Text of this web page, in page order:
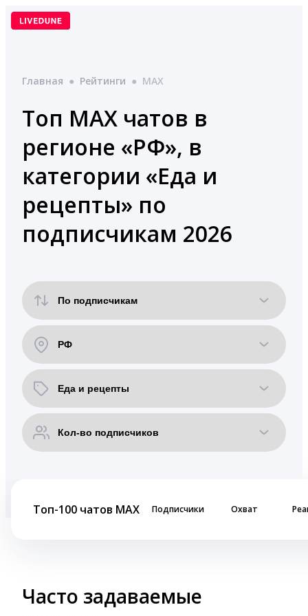
Перейти
Главная ● Рейтинги ● MAX
Топ MAX чатов в
регионе «РФ», в
категории «Еда и
рецепты» по
подписчикам 2026
Топ-100 чатов MAX Подписчики Охват
Часто задаваемые